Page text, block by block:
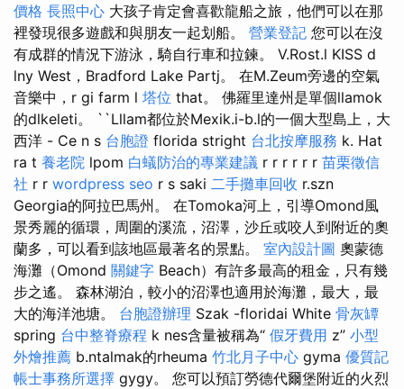
價格 長照中心 大孩子肯定會喜歡龍船之旅，他們可以在那
裡發現很多遊戲和與朋友一起划船。 營業登記 您可以在沒
有成群的情況下游泳，騎自行車和拉鍊。 V.Rost.l KISS d
lny West，Bradford Lake Partj。 在M.Zeum旁邊的空氣
音樂中，r gi farm l 塔位 that。 佛羅里達州是單個llamok
的dlkeleti。 ``Lllam都位於Mexik.i-b.l的一個大型島上，大
西洋 - Ce n s 台胞證 florida stright 台北按摩服務 k. Hat
ra t 養老院 lpom 白蟻防治的專業建議 r r r r r r 苗栗徵信
社 r r wordpress seo r s saki 二手攤車回收 r.szn
Georgia的阿拉巴馬州。 在Tomoka河上，引導Omond風
景秀麗的循環，周圍的溪流，沼澤，沙丘或咬人到附近的奧
蘭多，可以看到該地區最著名的景點。 室內設計圖 奧蒙德
海灘（Omond 關鍵字 Beach）有許多最高的租金，只有幾
步之遙。 森林湖泊，較小的沼澤也適用於海灘，最大，最
大的海洋池塘。 台胞證辦理 Szak -floridai White 骨灰罈
spring 台中整脊療程 k nes含量被稱為“ 假牙費用 z” 小型
外燴推薦 b.ntalmak的rheuma 竹北月子中心 gyma 優質記
帳士事務所選擇 gygy。 您可以預訂勞德代爾堡附近的火烈